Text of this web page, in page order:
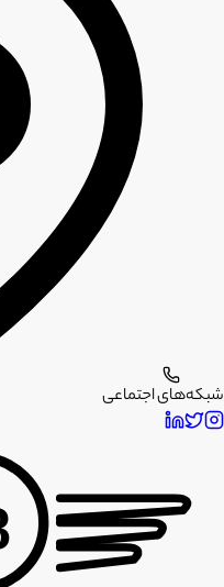
شبکه‌های اجتماعی